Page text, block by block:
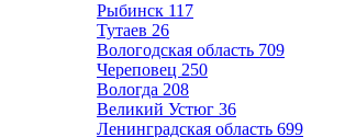
Рыбинск 117
Тутаев 26
Вологодская область 709
Череповец 250
Вологда 208
Великий Устюг 36
Ленинградская область 699